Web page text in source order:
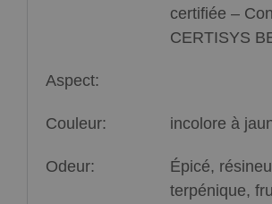
certifiée –
CERTISYS
Aspect:
Couleur: incolore à
Odeur:
Épicé,
terpénique,